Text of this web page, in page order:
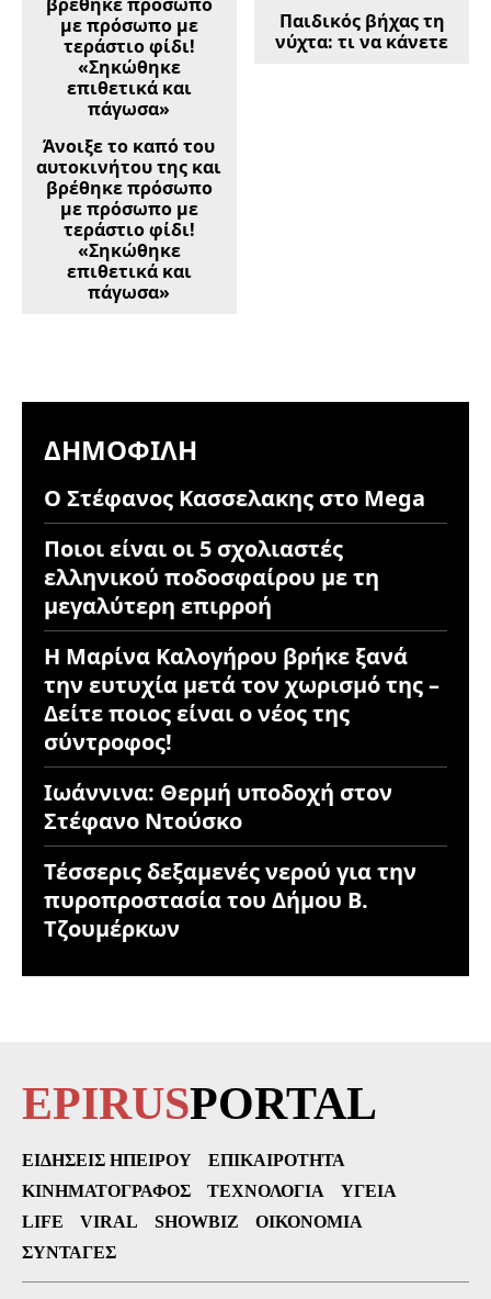
Άνοιξε το καπό του
αυτοκινήτου της και
βρέθηκε πρόσωπο
με πρόσωπο με
τεράστιο φίδι!
«Σηκώθηκε
επιθετικά και
πάγωσα»
Παιδικός βήχας τη
νύχτα: τι να κάνετε
ΔΗΜΟΦΙΛΉ
Ο Στέφανος Κασσελακης στο Mega
Ποιοι είναι οι 5 σχολιαστές
ελληνικού ποδοσφαίρου με τη
μεγαλύτερη επιρροή
Η Μαρίνα Καλογήρου βρήκε ξανά
την ευτυχία μετά τον χωρισμό της –
Δείτε ποιος είναι ο νέος της
σύντροφος!
Ιωάννινα: Θερμή υποδοχή στον
Στέφανο Ντούσκο
Τέσσερις δεξαμενές νερού για την
πυροπροστασία του Δήμου Β.
Τζουμέρκων
EPIRUSPORTAL
ΕΙΔΉΣΕΙΣ ΗΠΕΊΡΟΥ
ΕΠΙΚΑΙΡΌΤΗΤΑ
ΚΙΝΗΜΑΤΟΓΡΆΦΟΣ
ΤΕΧΝΟΛΟΓΊΑ
ΥΓΕΊΑ
LIFE
VIRAL SHOWBIZ
ΟΙΚΟΝΟΜΊΑ
ΣΥΝΤΑΓΈΣ